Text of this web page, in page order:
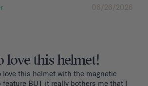
06/26/2026
love this helmet!
love this helmet with the magnetic
BUT it really bothers me that I